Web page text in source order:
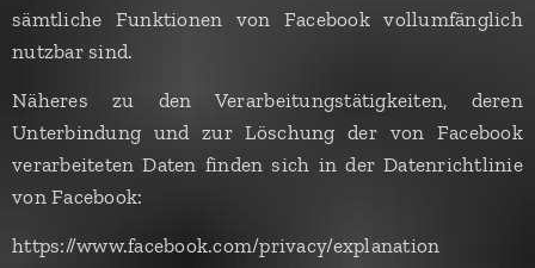
sämtliche Funktionen von Facebook vollumfänglich
nutzbar sind.
Näheres zu den Verarbeitungstätigkeiten, deren
Unterbindung und zur Löschung der von Facebook
verarbeiteten Daten finden sich in der Datenrichtlinie
von Facebook:
https://www.facebook.com/privacy/explanation